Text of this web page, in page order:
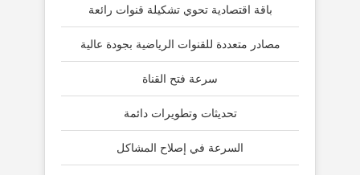
باقة اقتصادية تحوي تشكيلة قنوات رائعة
مصادر متعددة للقنوات الرياضية بجودة عالية
سرعة فتح القناة
تحديثات وتطويرات دائمة
السرعة في إصلاح المشاكل